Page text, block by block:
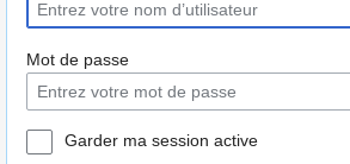
Mot de passe
Garder ma session active